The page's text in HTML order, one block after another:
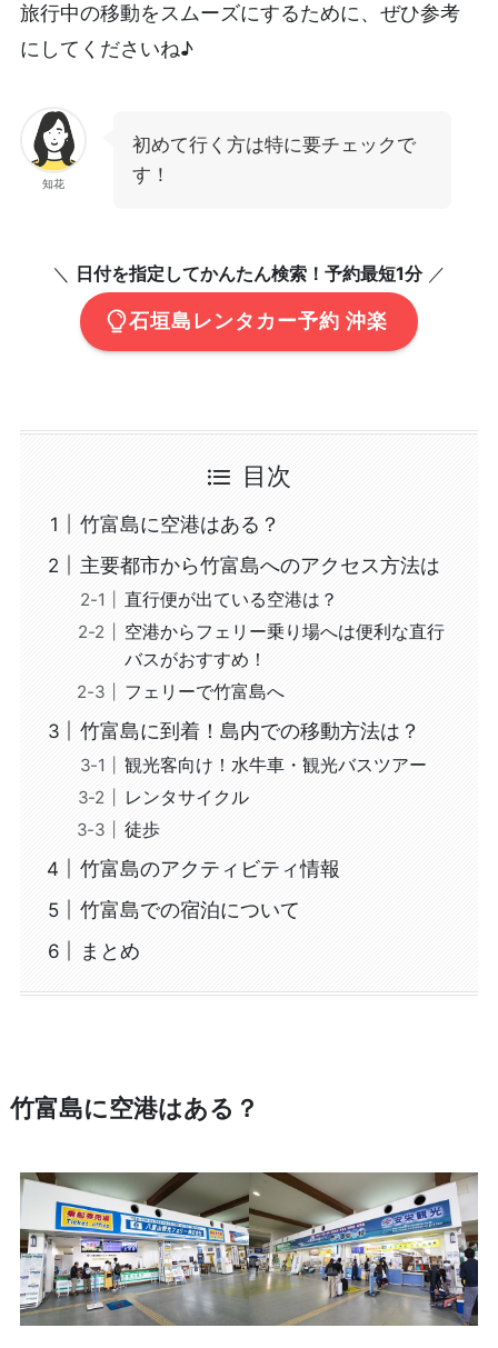
旅行中の移動をスムーズにするために、ぜひ参考
にしてくださいね♪
知花
初めて行く方は特に要チェックで
す！
＼ 日付を指定してかんたん検索！予約最短1分／
石垣島レンタカー予約 沖楽
目次
竹富島に空港はある？
主要都市から竹富島へのアクセス方法は
直行便が出ている空港は？
空港からフェリー乗り場へは便利な直行
バスがおすすめ！
フェリーで竹富島へ
竹富島に到着！島内での移動方法は？
観光客向け！水牛車・観光バスツアー
レンタサイクル
徒歩
竹富島のアクティビティ情報
竹富島での宿泊について
まとめ
竹富島に空港はある？